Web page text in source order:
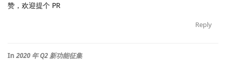
赞，欢迎提个 PR
Reply
In2020 年 Q2 新功能征集